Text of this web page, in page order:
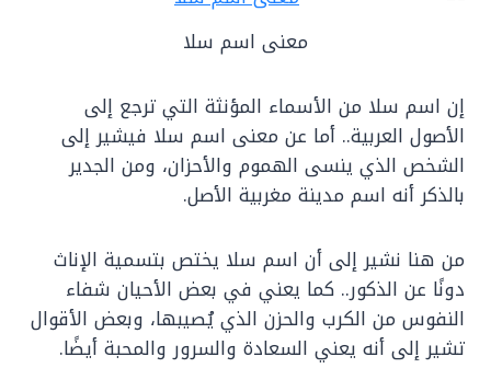
معنى اسم سلا
إن اسم سلا من الأسماء المؤنثة التي ترجع إلى
الأصول العربية.. أما عن معنى اسم سلا فيشير إلى
الشخص الذي ينسى الهموم والأحزان، ومن الجدير
بالذكر أنه اسم مدينة مغربية الأصل.
من هنا نشير إلى أن اسم سلا يختص بتسمية الإناث
دونًا عن الذكور.. كما يعني في بعض الأحيان شفاء
النفوس من الكرب والحزن الذي يُصيبها، وبعض الأقوال
تشير إلى أنه يعني السعادة والسرور والمحبة أيضًا.